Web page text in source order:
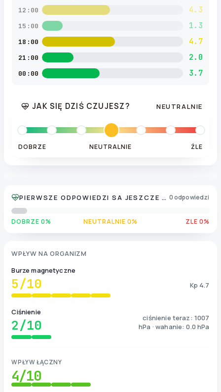
12:00 4.3
15:00 1.3
18:00 4.7
21:00 2.0
00:00 3.7
JAK SIĘ DZIŚ CZUJESZ? NEUTRALNIE
DOBRZE NEUTRALNIE ŹLE
PIERWSZE ODPOWIEDZI SA JESZCZE ZBIERANE 0 odpowiedzi
DOBRZE 0% NEUTRALNIE 0% ZLE 0%
WPŁYW NA ORGANIZM
Burze magnetyczne
5/10 Kp 4.7
Ciśnienie
2/10
ciśnienie teraz: 1007
hPa · wahanie: 0.0 hPa
WPŁYW ŁĄCZNY
4/10